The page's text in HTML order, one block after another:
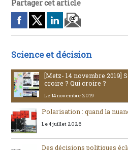
Partager cet article
Science et décision
[Metz- 14 novembre 2019]
croire ? Qui croire ?
Le 14 novembre 2019
Polarisation : quand la
Le 4 juillet 2026
Des décisions politiques